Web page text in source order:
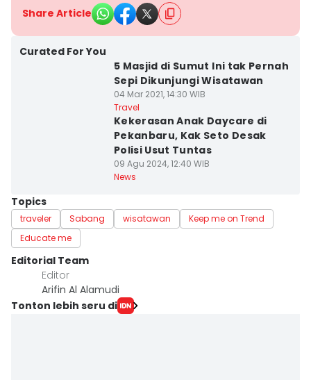
Share Article
Curated For You
5 Masjid di Sumut Ini tak Pernah
Sepi Dikunjungi Wisatawan
04 Mar 2021, 14:30 WIB
Travel
Kekerasan Anak Daycare di
Pekanbaru, Kak Seto Desak
Polisi Usut Tuntas
09 Agu 2024, 12:40 WIB
News
Topics
traveler Sabang wisatawan
Keep me on Trend
Educate me
Editorial Team
Editor
Arifin Al Alamudi
Tonton lebih seru di